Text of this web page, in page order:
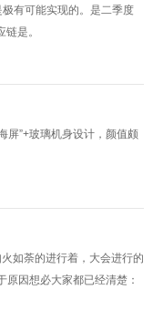
有可能实现的。是二季度
是。
屏”+玻璃机身设计，颜值颇
如荼的进行着，大会进行的
因想必大家都已经清楚：